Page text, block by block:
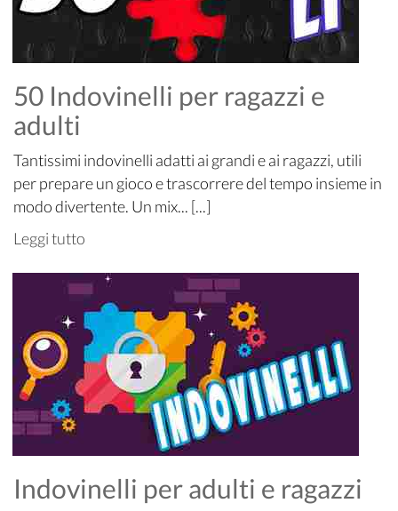
50 Indovinelli per ragazzi e
adulti
Tantissimi indovinelli adatti ai grandi e ai ragazzi, utili
per prepare un gioco e trascorrere del tempo insieme in
modo divertente. Un mix... [...]
Leggi tutto
Indovinelli per adulti e ragazzi